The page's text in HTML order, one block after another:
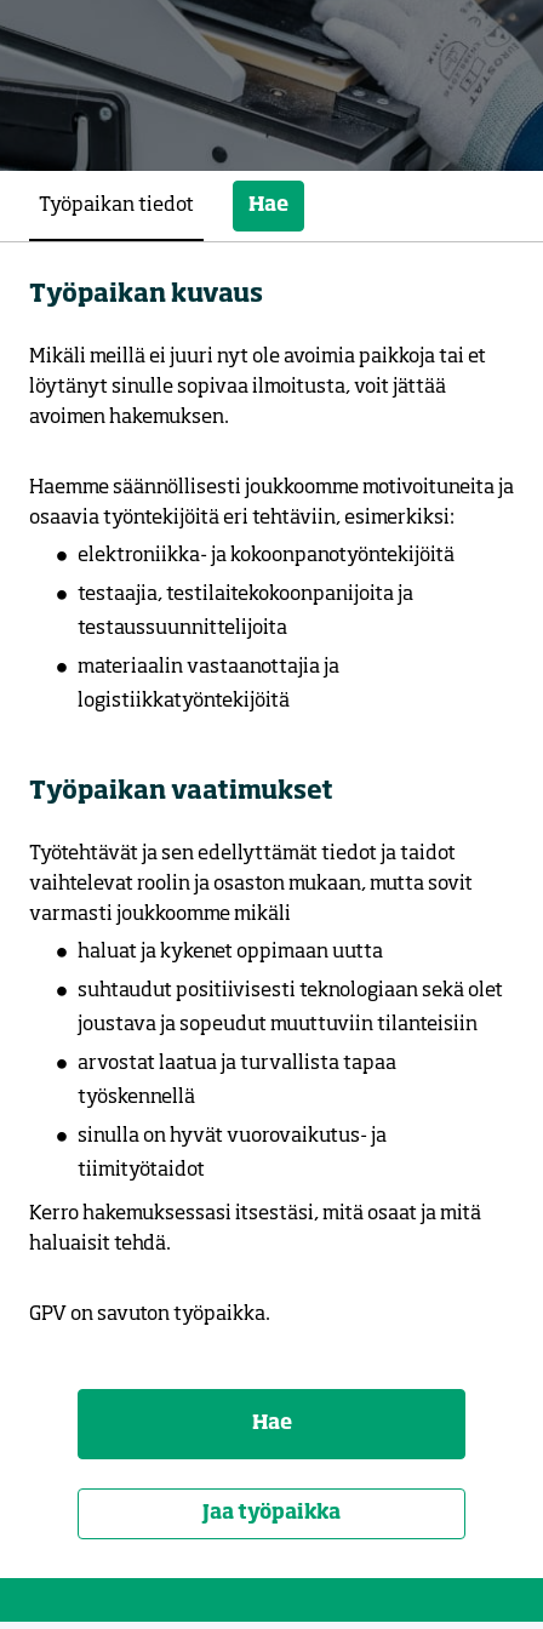
Työpaikan tiedot Hae
Työpaikan kuvaus
Mikäli meillä ei juuri nyt ole avoimia paikkoja tai et
löytänyt sinulle sopivaa ilmoitusta, voit jättää
avoimen hakemuksen.
Haemme säännöllisesti joukkoomme motivoituneita ja
osaavia työntekijöitä eri tehtäviin, esimerkiksi:
elektroniikka- ja kokoonpanotyöntekijöitä
testaajia, testilaitekokoonpanijoita ja
testaussuunnittelijoita
materiaalin vastaanottajia ja
logistiikkatyöntekijöitä
Työpaikan vaatimukset
Työtehtävät ja sen edellyttämät tiedot ja taidot
vaihtelevat roolin ja osaston mukaan, mutta sovit
varmasti joukkoomme mikäli
haluat ja kykenet oppimaan uutta
suhtaudut positiivisesti teknologiaan sekä olet
joustava ja sopeudut muuttuviin tilanteisiin
arvostat laatua ja turvallista tapaa
työskennellä
sinulla on hyvät vuorovaikutus- ja
tiimityötaidot
Kerro hakemuksessasi itsestäsi, mitä osaat ja mitä
haluaisit tehdä.
GPV on savuton työpaikka.
Hae
Jaa työpaikka